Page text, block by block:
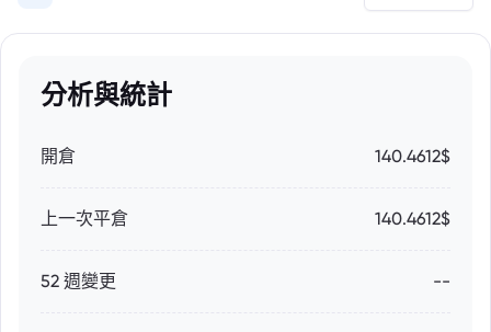
分析與統計
開倉 140.4612$
上一次平倉 140.4612$
52 週變更 --